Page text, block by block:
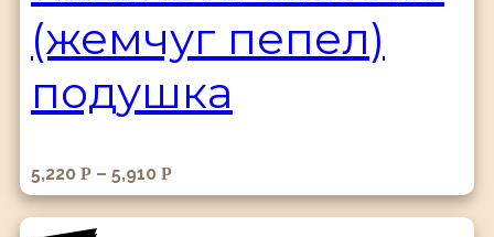
(жемчуг пепел)
подушка
5,220 Р – 5,910 Р